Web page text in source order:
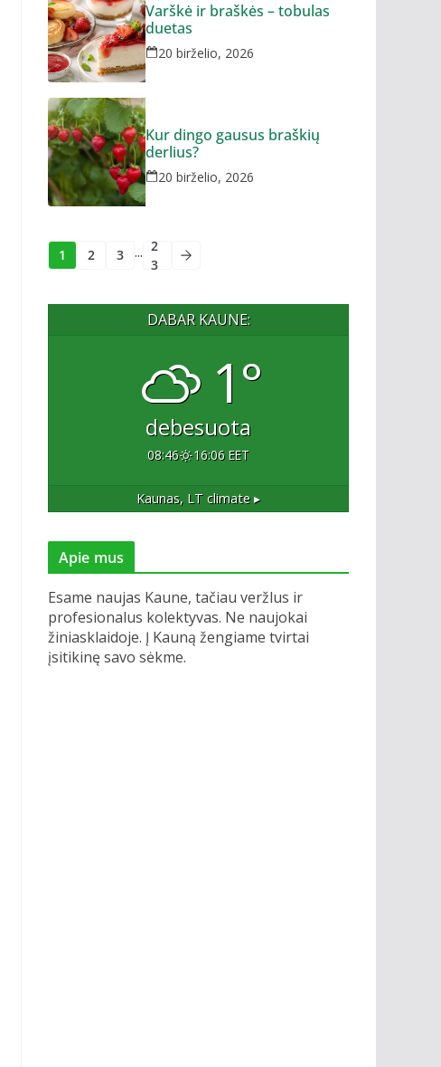
Varškė ir braškės – tobulas
duetas
20 birželio, 2026
Kur dingo gausus braškių
derlius?
20 birželio, 2026
1 2 3 ... 2
3
DABAR KAUNE:
1°
debesuota
08:46 16:06 EET
Kaunas, LT climate ▸
Apie mus
Esame naujas Kaune, tačiau veržlus ir
profesionalus kolektyvas. Ne naujokai
žiniasklaidoje. Į Kauną žengiame tvirtai
įsitikinę savo sėkme.